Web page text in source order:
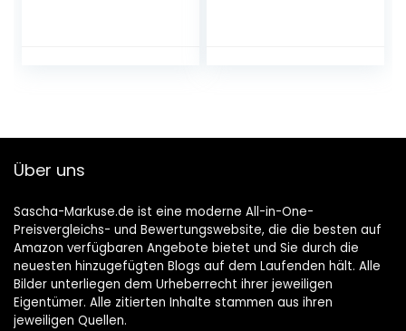
CrispFry /
snelontdooifunctie
Über uns
Sascha-Markuse.de ist eine moderne All-in-One-
Preisvergleichs- und Bewertungswebsite, die die besten auf
Amazon verfügbaren Angebote bietet und Sie durch die
neuesten hinzugefügten Blogs auf dem Laufenden hält. Alle
Bilder unterliegen dem Urheberrecht ihrer jeweiligen
Eigentümer. Alle zitierten Inhalte stammen aus ihren
jeweiligen Quellen.